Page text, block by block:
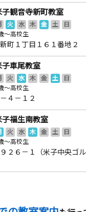
子観音寺新町教室
火 水 木 金 土
日
～高校生
町１丁目１６１番地２
子車尾教室
火 水 木 金 土
日
～高校生
４－１２
子福生南教室
火 水 木 金 土
日
～高校生
２６－１（米子中央ゴ